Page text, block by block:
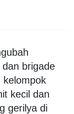
brigade
kelompok
kecil dan
gerilya di